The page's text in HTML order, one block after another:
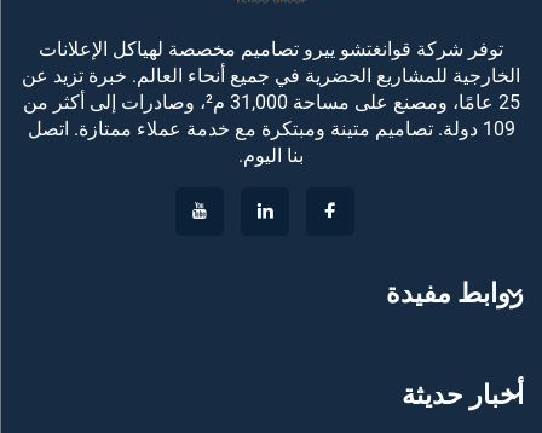
توفر شركة قوانغتشو ييرو تصاميم مخصصة لهياكل الإعلانات
الخارجية للمشاريع الحضرية في جميع أنحاء العالم. خبرة تزيد عن
25 عامًا، ومصنع على مساحة 31,000 م²، وصادرات إلى أكثر من
109 دولة. تصاميم متينة ومبتكرة مع خدمة عملاء ممتازة. اتصل
بنا اليوم.
روابط مفيدة
أخبار حديثة